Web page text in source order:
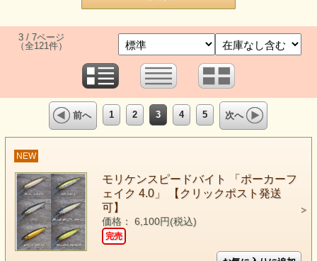
3 / 7ページ
（全121件）
前へ 1 2 3 4 5 次へ
NEW
モリケンスピードバイト 「ポーカーフ
ェイク 4.0」 【クリックポスト発送
可】
価格： 6,100円(税込)
完売